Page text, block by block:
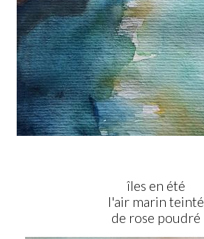
îles en été
l'air marin teinté
de rose poudré